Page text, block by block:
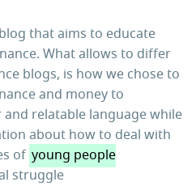
that aims to educate
What allows to differ
blogs, is how we chose to
and money to
relatable language while
about how to deal with
of young people
struggle